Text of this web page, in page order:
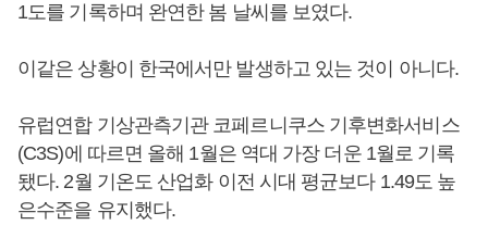
1도를 기록하며 완연한 봄 날씨를 보였다.
이같은 상황이 한국에서만 발생하고 있는 것이 아니다.
유럽연합 기상관측기관 코페르니쿠스 기후변화서비스
(C3S)에 따르면 올해 1월은 역대 가장 더운 1월로 기록
됐다. 2월 기온도 산업화 이전 시대 평균보다 1.49도 높
은수준을 유지했다.